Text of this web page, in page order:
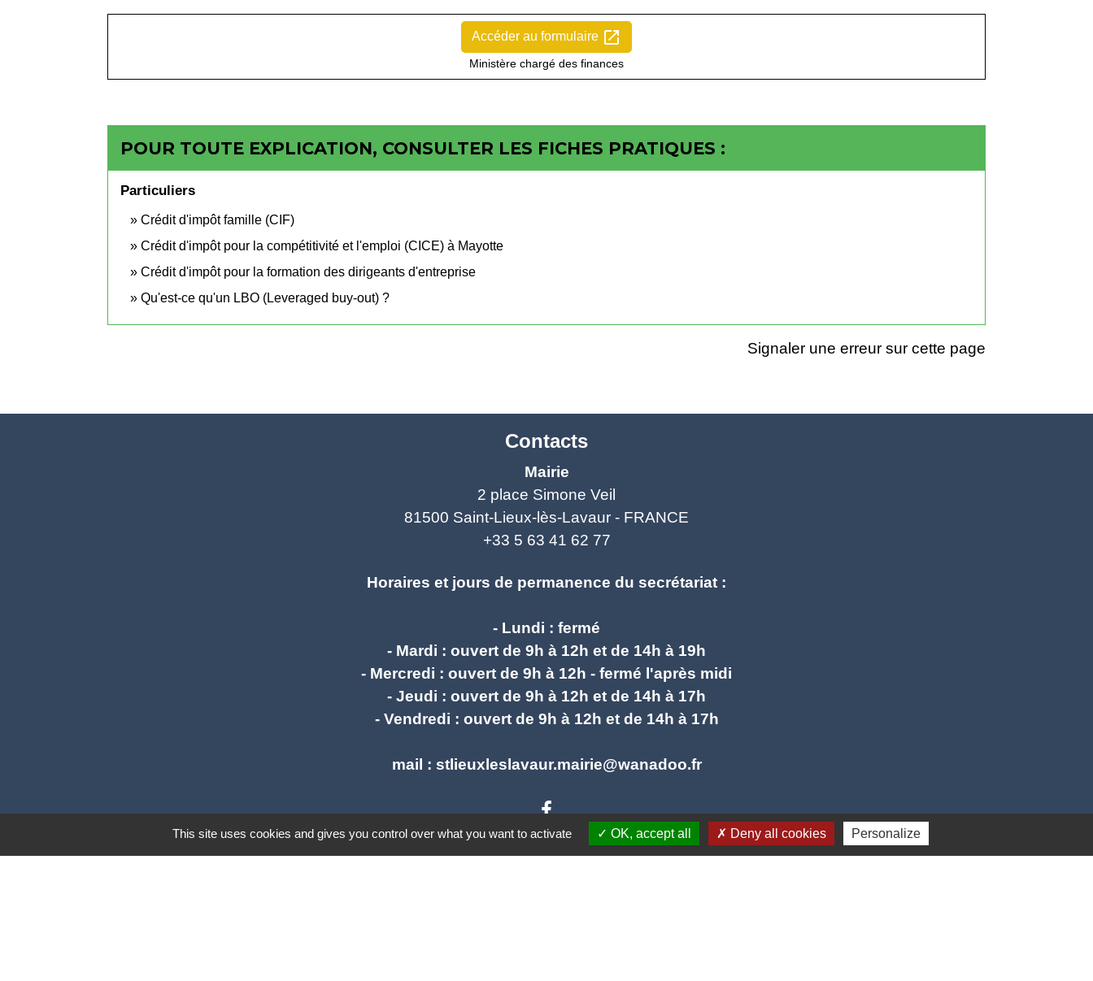
Accéder au formulaire open_in_new
Ministère chargé des finances
POUR TOUTE EXPLICATION, CONSULTER LES FICHES PRATIQUES :
Particuliers
Crédit d'impôt famille (CIF)
Crédit d'impôt pour la compétitivité et l'emploi (CICE) à Mayotte
Crédit d'impôt pour la formation des dirigeants d'entreprise
Qu'est-ce qu'un LBO (Leveraged buy-out) ?
Signaler une erreur sur cette page
Contacts
Mairie
2 place Simone Veil
81500 Saint-Lieux-lès-Lavaur - FRANCE
+33 5 63 41 62 77
Horaires et jours de permanence du secrétariat :
- Lundi : fermé
- Mardi : ouvert de 9h à 12h et de 14h à 19h
- Mercredi : ouvert de 9h à 12h - fermé l'après midi
- Jeudi : ouvert de 9h à 12h et de 14h à 17h
- Vendredi : ouvert de 9h à 12h et de 14h à 17h
mail : stlieuxleslavaur.mairie@wanadoo.fr
This site uses cookies and gives you control over what you want to activate OK, accept all Deny all cookies Personalize